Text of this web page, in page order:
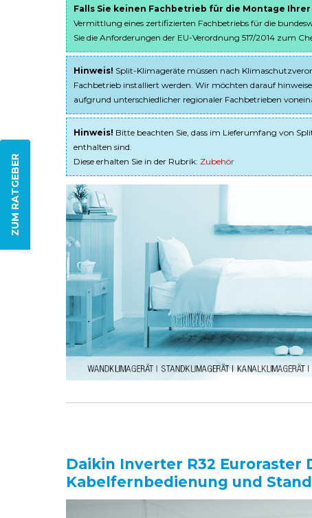
ZUM RATGEBER
Falls Sie keinen Fachbetrieb für die Montage
Vermittlung eines zertifizierten Fachbetriebs für die
Sie die Anforderungen der EU-Verordnung 517/2014 zum
Hinweis! Split-Klimageräte müssen nach
Fachbetrieb installiert werden. Wir möchten darauf
aufgrund unterschiedlicher regionaler Fachbetrieben
Hinweis! Bitte beachten Sie, dass im Lieferumfang von
enthalten sind.
Diese erhalten Sie in der Rubrik: Zubehör
Daikin Inverter R32 Euroraster
Kabelfernbedienung und